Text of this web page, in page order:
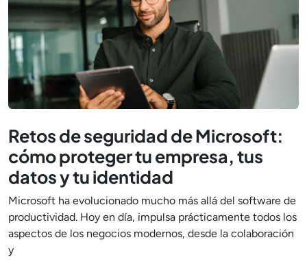
Retos de seguridad de Microsoft:
cómo proteger tu empresa, tus
datos y tu identidad
Microsoft ha evolucionado mucho más allá del software de
productividad. Hoy en día, impulsa prácticamente todos los
aspectos de los negocios modernos, desde la colaboración
y